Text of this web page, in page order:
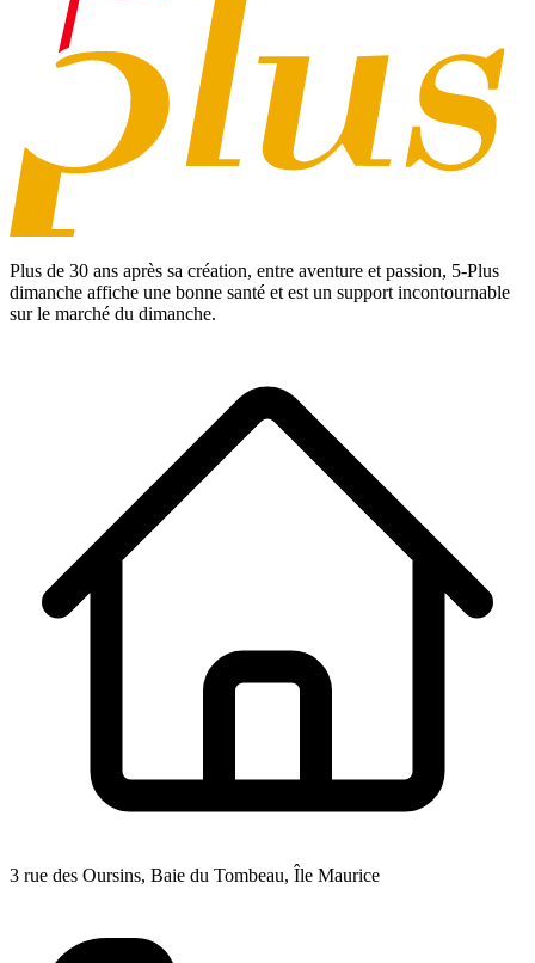
Plus de 30 ans après sa création, entre aventure et passion, 5-Plus
dimanche affiche une bonne santé et est un support incontournable
sur le marché du dimanche.
3 rue des Oursins, Baie du Tombeau, Île Maurice